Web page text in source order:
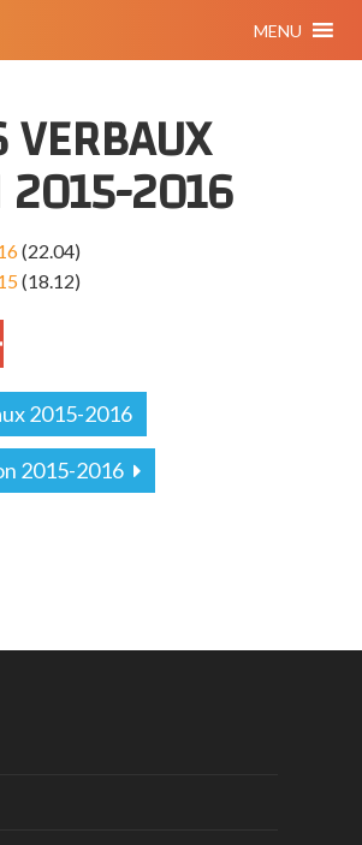
MENU
VERBAUX
2015-2016
(22.04)
(18.12)
2015-2016
2015-2016